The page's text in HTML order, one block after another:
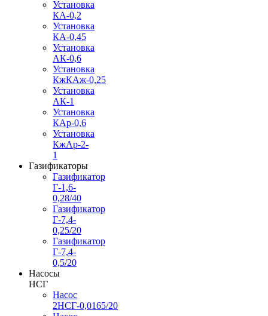
Установка
КА-0,2
Установка
КА-0,45
Установка
АК-0,6
Установка
КжКАж-0,25
Установка
АК-1
Установка
КАр-0,6
Установка
КжАр-2-
1
Газификаторы
Газификатор
Г-1,6-
0,28/40
Газификатор
Г-7,4-
0,25/20
Газификатор
Г-7,4-
0,5/20
Насосы
НСГ
Насос
2НСГ-0,0165/20